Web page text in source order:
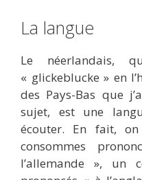
La langue
Le néerlandais,
« glickeblucke » en
des Pays-Bas que
sujet, est une
écouter. En fait,
consommes
l’allemande », un